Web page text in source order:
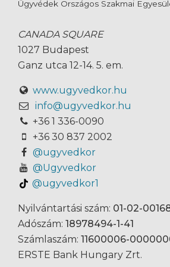
Ügyvédek Országos Szakmai
CANADA SQUARE
1027 Budapest
Ganz utca 12-14. 5. em.
www.ugyvedkor.hu
info@ugyvedkor.hu
+36 1 336-0090
+36 30 837 2002
@ugyvedkor
@Ugyvedkor
@ugyvedkor1
Nyilvántartási szám: 01-02-
Adószám: 18978494-1-41
Számlaszám: 11600006-
ERSTE Bank Hungary Zrt.